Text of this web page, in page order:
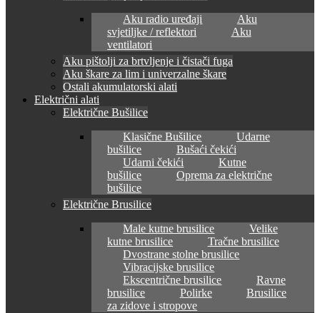
Aku radio uređaji
Aku
svjetiljke / reflektori
Aku
ventilatori
Aku pištolji za brtvljenje i čistači fuga
Aku škare za lim i univerzalne škare
Ostali akumulatorski alati
Električni alati
Električne Bušilice
Klasične Bušilice
Udarne
bušilice
Bušaći čekići
Udarni čekići
Kutne
bušilice
Oprema za električne
bušilice
Električne Brusilice
Male kutne brusilice
Velike
kutne brusilice
Tračne brusilice
Dvostrane stolne brusilice
Vibracijske brusilice
Ekscentrične brusilice
Ravne
brusilice
Polirke
Brusilice
za zidove i stropove